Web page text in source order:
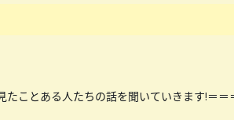
ことある人たちの話を聞いていきます!＝